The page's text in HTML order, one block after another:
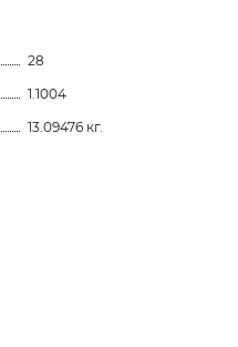
28
1.1004
13.09476 кг.